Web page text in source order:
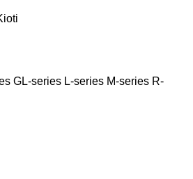
GL-series L-series M-series R-